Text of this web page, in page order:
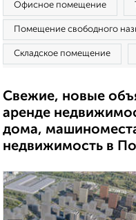
Офисное помещение
Помещение свободного
Складское помещение
Свежие, новые
аренде
дома,
недвижимость в